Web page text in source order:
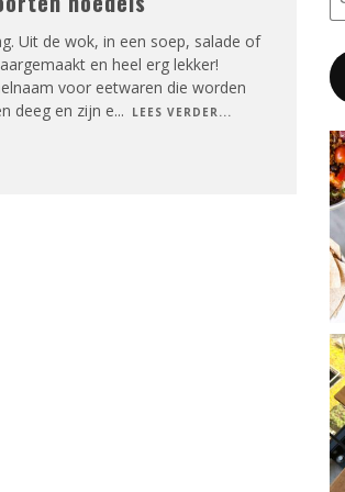
Uit de wok, in een soep, salade of
en heel erg lekker!
voor eetwaren die worden
deeg en zijn e... LEES VERDER...